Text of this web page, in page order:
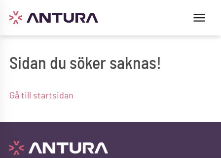
Sidan du söker saknas!
Gå till startsidan